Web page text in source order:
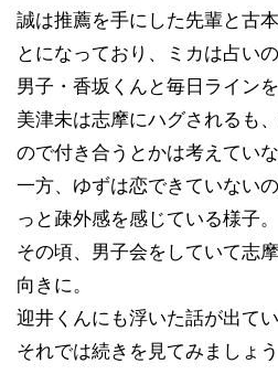
誠は推薦を手にした先輩と古
とになっており、ミカは占い
男子・香坂くんと毎日ライン
美津未は志摩にハグされるも
ので付き合うとかは考えてい
一方、ゆずは恋できていない
っと疎外感を感じている様子。
その頃、男子会をしていて志
向きに。
迎井くんにも浮いた話が出て
それでは続きを見てみましょう